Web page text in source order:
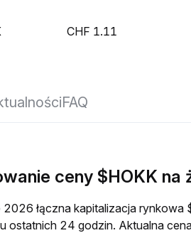
1.11
FAQ
ceny $HOKK na
2026 łączna kapitalizacja
ostatnich 24 godzin. Aktualna